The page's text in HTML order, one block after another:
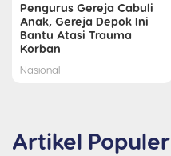
Pengurus Gereja Cabuli
Anak, Gereja Depok Ini
Bantu Atasi Trauma
Korban
Nasional
Artikel Populer